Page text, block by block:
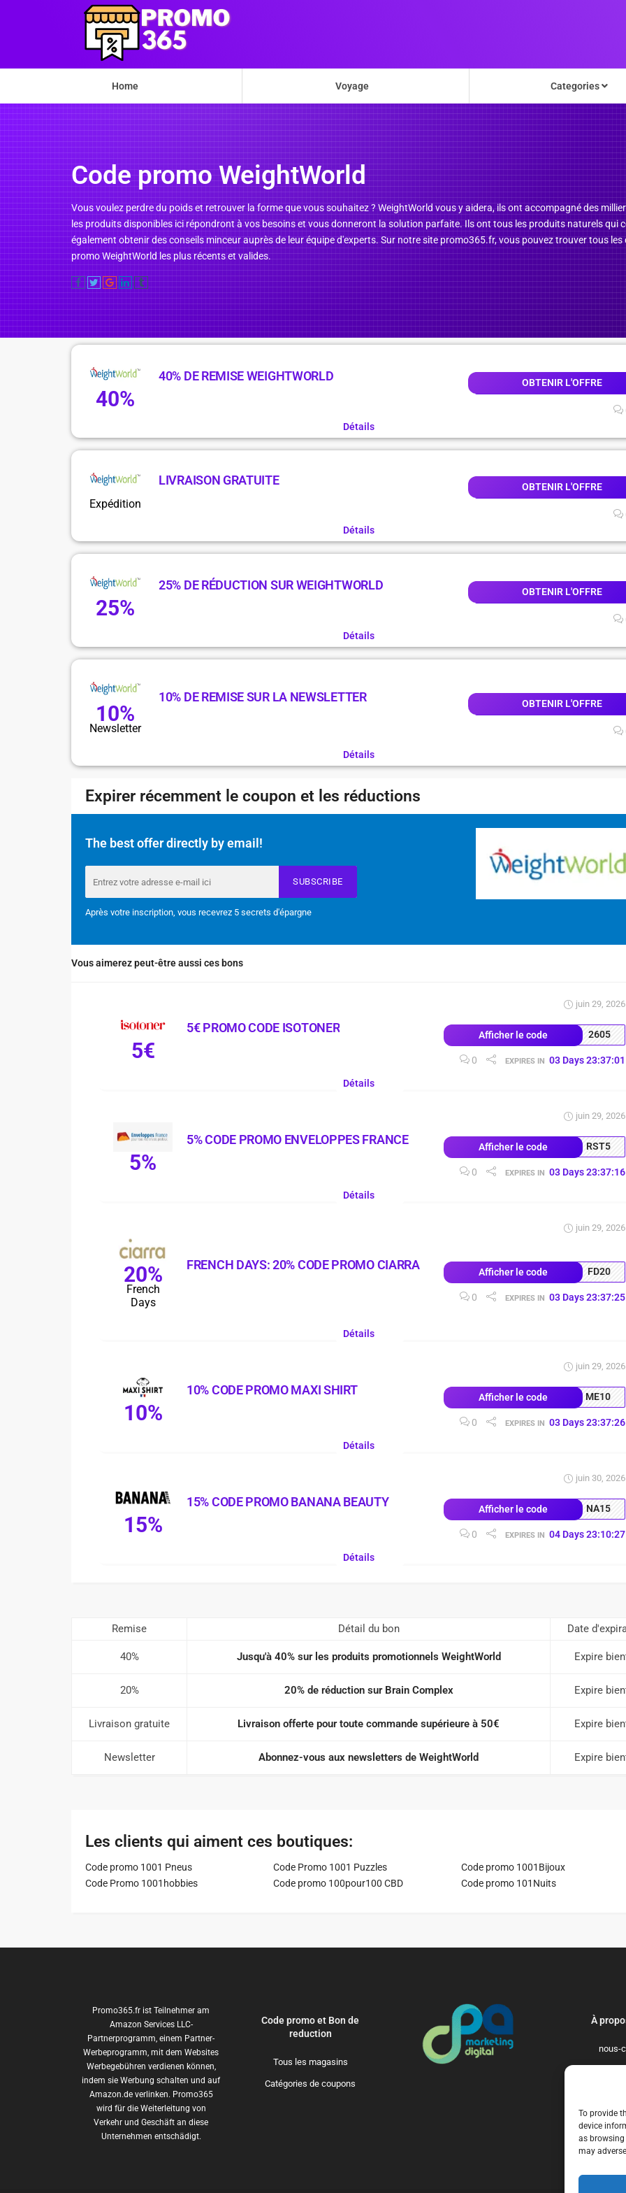
To provide
device
as
may
Home Voyage Categories
Code promo WeightWorld
Vous voulez perdre du poids et retrouver la forme que vous souhaitez ? WeightWorld vous y aidera, ils ont accompagné des
les produits disponibles ici répondront à vos besoins et vous donneront la solution parfaite. Ils ont tous les produits naturels qui
également obtenir des conseils minceur auprès de leur équipe d'experts. Sur notre site promo365.fr, vous pouvez trouver tous
promo WeightWorld les plus récents et valides.
40%
40% DE REMISE WEIGHTWORLD OBTENIR L'OFFRE
Détails
Expédition
LIVRAISON GRATUITE OBTENIR L'OFFRE
Détails
25%
25% DE RÉDUCTION SUR WEIGHTWORLD OBTENIR L'OFFRE
Détails
10%
Newsletter
10% DE REMISE SUR LA NEWSLETTER OBTENIR L'OFFRE
Détails
Expirer récemment le coupon et les réductions
The best offer directly by email!
SUBSCRIBE
Après votre inscription, vous recevrez 5 secrets d'épargne
Vous aimerez peut-être aussi ces bons
5€
5€ PROMO CODE ISOTONER
juin 29, 2026
Afficher le code 2605
0 EXPIRES IN 03 Days 23:37:00
Détails
5%
5% CODE PROMO ENVELOPPES FRANCE
juin 29, 2026
Afficher le code RST5
0 EXPIRES IN 03 Days 23:37:15
Détails
20%
French
Days
FRENCH DAYS: 20% CODE PROMO CIARRA
juin 29, 2026
Afficher le code FD20
0 EXPIRES IN 03 Days 23:37:24
Détails
10%
10% CODE PROMO MAXI SHIRT
juin 29, 2026
Afficher le code ME10
0 EXPIRES IN 03 Days 23:37:25
Détails
15%
15% CODE PROMO BANANA BEAUTY
juin 30, 2026
Afficher le code NA15
0 EXPIRES IN 04 Days 23:10:26
Détails
Remise Détail du bon Date
40% Jusqu'à 40% sur les produits promotionnels WeightWorld Expire
20% 20% de réduction sur Brain Complex Expire
Livraison gratuite Livraison offerte pour toute commande supérieure à 50€ Expire
Newsletter Abonnez-vous aux newsletters de WeightWorld Expire
Les clients qui aiment ces boutiques:
Code promo 1001 Pneus Code Promo 1001 Puzzles
Code promo 1001Bijoux
Code Promo 1001hobbies
Code promo 100pour100 CBD Code promo 101Nuits
Promo365.fr ist Teilnehmer am
Amazon Services LLC-
Partnerprogramm, einem Partner-
Werbeprogramm, mit dem Websites
Werbegebühren verdienen können,
indem sie Werbung schalten und auf
Amazon.de verlinken. Promo365
wird für die Weiterleitung von
Verkehr und Geschäft an diese
Unternehmen entschädigt.
Code promo et Bon de
reduction
Tous les magasins
Catégories de coupons
À
nous-